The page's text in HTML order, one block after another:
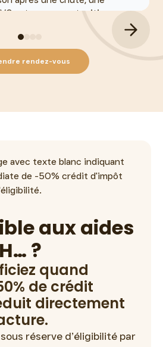
est un moment critique.
l'équipement, l'aide humaine
même le jour J.
rendez-vous
aux aides
?
quand
de crédit
directement
réserve d’éligibilité par